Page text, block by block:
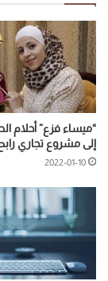
“ميساء فزع” أحلام
إلى مشروع تجاري رابح
2022-01-10